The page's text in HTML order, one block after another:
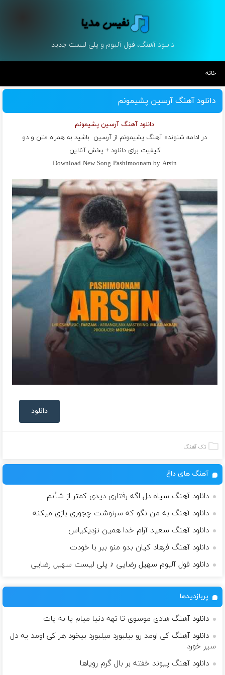
دانلود آهنگ، فول آلبوم و پلی لیست جدید
خانه
دانلود آهنگ آرسین پشیمونم
دانلود آهنگ آرسین پشیمونم
در ادامه شنونده آهنگ پشیمونم از آرسین باشید به همراه متن و دو
کیفیت برای دانلود + پخش آنلاین
Download New Song Pashimoonam by Arsin
دانلود
تک آهنگ
آهنگ های داغ
دانلود آهنگ سیاه دل اگه رفتاری دیدی کمتر از شأنم
دانلود آهنگ به من نگو که سرنوشت چجوری بازی میکنه
دانلود آهنگ سعید آرام خدا همین نزدیکیاس
دانلود آهنگ فرهاد کیان بدو منو ببر با خودت
دانلود فول آلبوم سهیل رضایی ♪ پلی لیست سهیل رضایی
پربازدیدها
دانلود آهنگ هادی موسوی تا تهه دنیا میام پا به پات
دانلود آهنگ کی اومد رو بیلبورد میلبورد بیخود هر کی اومد یه دل
سیر خورد
دانلود آهنگ پیوند خفته بر بال گرم رویاها